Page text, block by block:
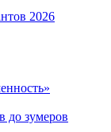
2026
до зумеров